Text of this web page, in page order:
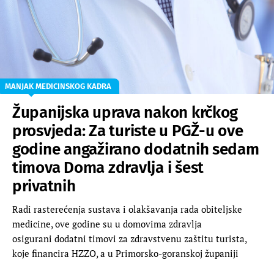
MANJAK MEDICINSKOG KADRA
Županijska uprava nakon krčkog
prosvjeda: Za turiste u PGŽ-u ove
godine angažirano dodatnih sedam
timova Doma zdravlja i šest
privatnih
Radi rasterećenja sustava i olakšavanja rada obiteljske
medicine, ove godine su u domovima zdravlja
osigurani dodatni timovi za zdravstvenu zaštitu turista,
koje financira HZZO, a u Primorsko-goranskoj županiji